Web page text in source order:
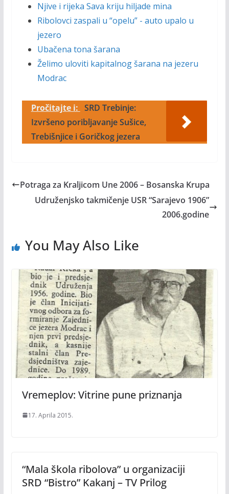
Njive i rijeka Sava kriju hiljade mina
Ribolovci zaspali u “opelu” - auto upalo u
jezero
Ubačena tona šarana
Želimo uloviti kapitalnog šarana na jezeru
Modrac
Pročitajte i: SRD Trebinje:
Izvršeno poribljavanje Sušice,
Trebišnjice i Goričkog jezera
Potraga za Kraljicom Une 2006 – Bosanska Krupa
Udruženjsko takmičenje USR “Sarajevo 1906”
2006.godine
You May Also Like
Vremeplov: Vitrine pune priznanja
17. Aprila 2015.
“Mala škola ribolova” u organizaciji
SRD “Bistro” Kakanj – TV Prilog